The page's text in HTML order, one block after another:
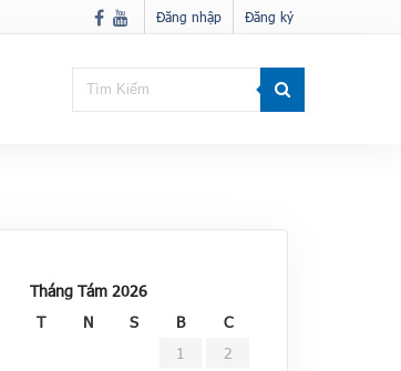
Đăng nhập Đăng ký
Tháng Tám 2026
T N S B
C
1
2